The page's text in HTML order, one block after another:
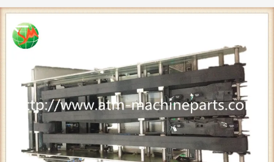
আমাদের
International
Co.,Ltd..
Rights
Reserved.